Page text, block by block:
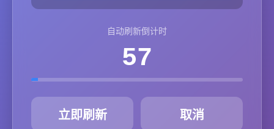
自动刷新倒计时
57
立即刷新 取消